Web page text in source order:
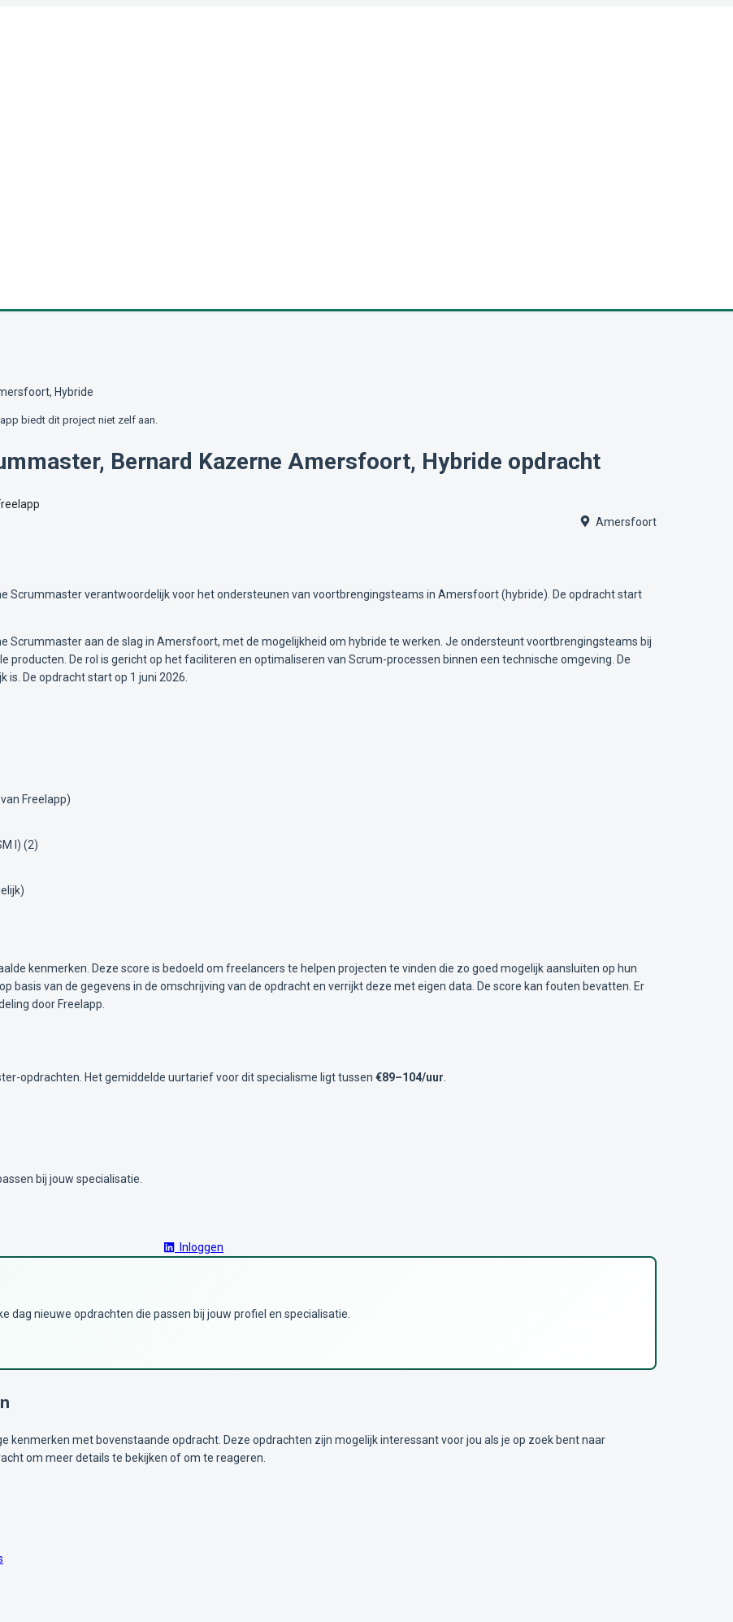
Hybride
biedt dit project niet zelf aan.
Bernard Kazerne Amersfoort, Hybride opdracht
Amersfoort
Scrummaster verantwoordelijk voor het ondersteunen van voortbrengingsteams in Amersfoort (hybride). De opdracht start
Scrummaster aan de slag in Amersfoort, met de mogelijkheid om hybride te werken. Je ondersteunt voortbrengingsteams bij
producten. De rol is gericht op het faciliteren en optimaliseren van Scrum-processen binnen een technische omgeving. De
De opdracht start op 1 juni 2026.
Freelapp)
I) (2)
kenmerken. Deze score is bedoeld om freelancers te helpen projecten te vinden die zo goed mogelijk aansluiten op hun
basis van de gegevens in de omschrijving van de opdracht en verrijkt deze met eigen data. De score kan fouten bevatten. Er
door Freelapp.
opdrachten. Het gemiddelde uurtarief voor dit specialisme ligt tussen €89–104/uur
bij jouw specialisatie.
Inloggen
dag nieuwe opdrachten die passen bij jouw profiel en specialisatie.
kenmerken met bovenstaande opdracht. Deze opdrachten zijn mogelijk interessant voor jou als je op zoek bent naar
om meer details te bekijken of om te reageren.